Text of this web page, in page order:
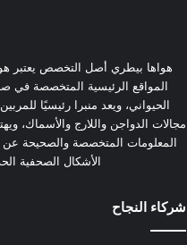
هواها بيطري أصل التخصص يعتبر
المواقع الرئيسية المتخصصة في
الحيواني، ويعد منبرا رئيسيًا
مجالات الدواجن واللارج والأسماك،
المعلومات المتخصصة والصحيحة
الأشكال الصحفية
شركاء النجاح